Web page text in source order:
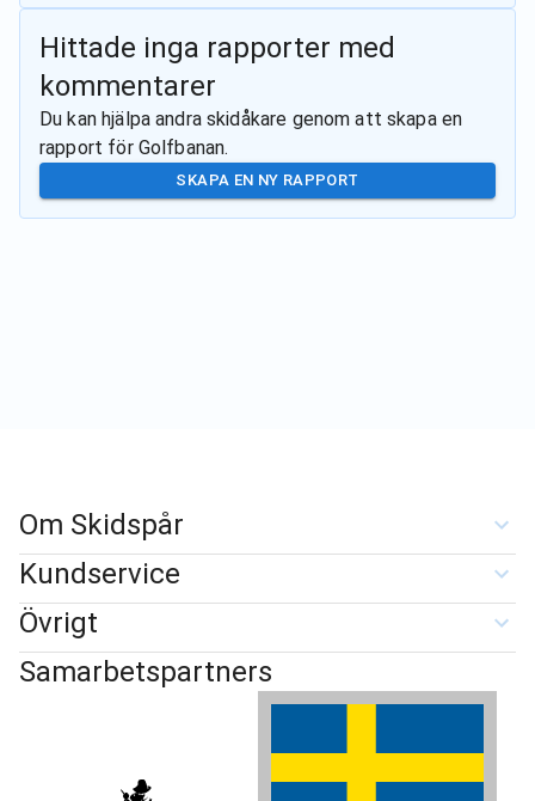
Hittade inga rapporter med
kommentarer
Du kan hjälpa andra skidåkare genom att skapa en
rapport för Golfbanan.
SKAPA EN NY RAPPORT
Om Skidspår
Kundservice
Övrigt
Samarbetspartners